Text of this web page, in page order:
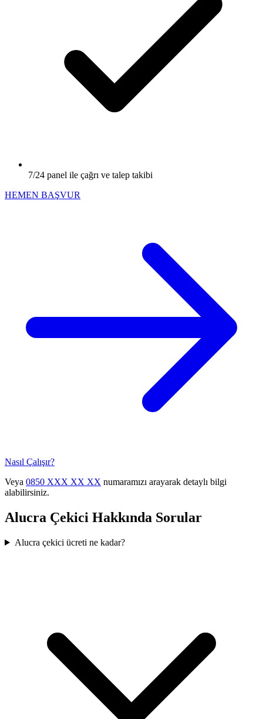
7/24 panel ile çağrı ve talep takibi
HEMEN BAŞVUR
Nasıl Çalışır?
Veya 0850 XXX XX XX numaramızı arayarak detaylı bilgi
alabilirsiniz.
Alucra Çekici Hakkında Sorular
Alucra çekici ücreti ne kadar?